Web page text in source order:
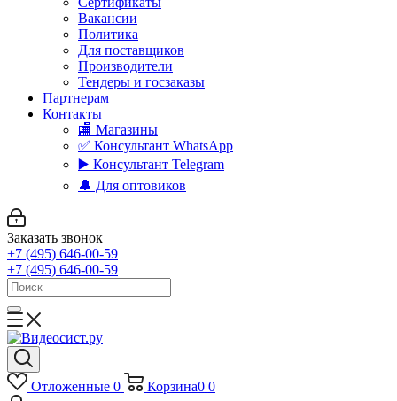
Вакансии
Политика
Для поставщиков
Производители
Тендеры и госзаказы
Партнерам
Контакты
🏬 Магазины
✅️ Консультант WhatsApp
▶️ Консультант Telegram
🔔 Для оптовиков
Заказать звонок
+7 (495) 646-00-59
+7 (495) 646-00-59
Отложенные 0 Корзина0 0